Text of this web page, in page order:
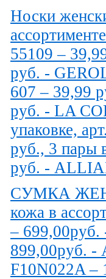
Носки
55109 –
руб. -
607 – 39,99
руб. - LA
упаковке,
руб., 3 пары
руб. -
СУМКА
кожа в
–
899,00руб. -
F10N022A –